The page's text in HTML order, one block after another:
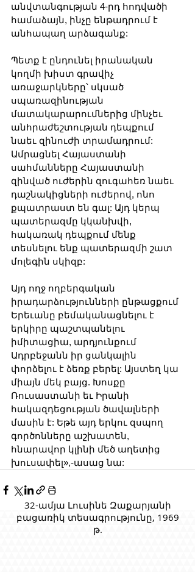
անվտանգության 4-րդ հոդվածի
համաձայն, ինչը ենթադրում է
անհապաղ արձագանք:
Պետք է ընդունել իրանական
կողմի խիստ գրավիչ
առաջարկները՝ սկսած
սպառազինության
մատակարարումներից մինչեւ
անհրաժեշտության դեպքում
նաեւ զինուժի տրամադրում:
Ամրացնել Հայաստանի
սահմանները Հայաստանի
զինված ուժերին զուգահեռ նաեւ
դաշնակիցների ուժերով, ոնո
քպատրաստ են գալ: Այդ կերպ
պատերազմը կկանխվի,
հակառակ դեպքում մենք
տեսնելու ենք պատերազմի շատ
մոլեգին սկիզբ:
Այդ ողջ ողբերգական
իրադարձությունների ընթացքում
Երեւանը բեմականացնելու է
երկիրը պաշտպանելու
իմիտացիա, արդյունքում
Ադրբեջանն իր ցանկալին
փորձելու է ձեռք բերել: Այստեղ կա
միայն մեկ բայց. Խոսքը
Ռուսաստանի եւ Իրանի
հակազդեցության ծավալների
մասին է: Եթե այդ երկու զսպող
գործոնները աշխատեն,
հնարավոր կլինի մեծ աղետից
խուսափել»,-ասաց նա:
32-ամյա Լուսինե Զաքարյանի
բացառիկ տեսագրությունը, 1969
թ.